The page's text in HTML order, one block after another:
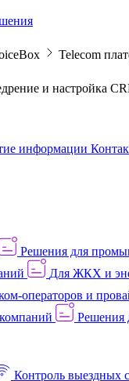
Telecom
и настройка
информации
Решения для
Для ЖКХ и
операторов и
Решения
Контроль выездных